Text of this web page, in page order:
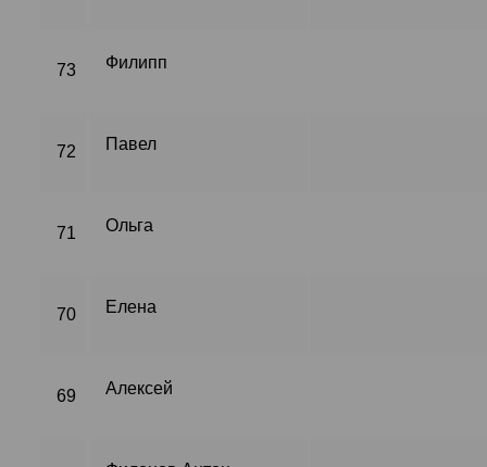
73 Филипп
72 Павел
71 Ольга
70 Елена
69 Алексей